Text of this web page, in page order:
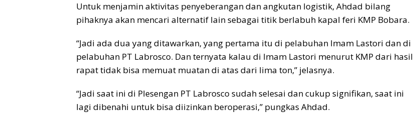
Untuk menjamin aktivitas penyeberangan dan angkutan logistik, Ahdad bilang
pihaknya akan mencari alternatif lain sebagai titik berlabuh kapal feri KMP Bobara.
“Jadi ada dua yang ditawarkan, yang pertama itu di pelabuhan Imam Lastori dan di
pelabuhan PT Labrosco. Dan ternyata kalau di Imam Lastori menurut KMP dari hasil
rapat tidak bisa memuat muatan di atas dari lima ton,” jelasnya.
“Jadi saat ini di Plesengan PT Labrosco sudah selesai dan cukup signifikan, saat ini
lagi dibenahi untuk bisa diizinkan beroperasi,” pungkas Ahdad.